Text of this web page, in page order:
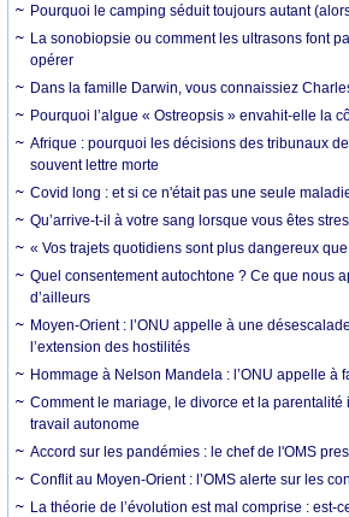
Pourquoi le camping séduit toujours autant
La sonobiopsie ou comment les ultrasons font
opérer
Dans la famille Darwin, vous connaissiez
Pourquoi l’algue « Ostreopsis » envahit-elle la
Afrique : pourquoi les décisions des tribunaux
souvent lettre morte
Covid long : et si ce n'était pas une seule
Qu’arrive-t-il à votre sang lorsque vous êtes
« Vos trajets quotidiens sont plus dangereux
Quel consentement autochtone ? Ce que nous
d’ailleurs
Moyen-Orient : l’ONU appelle à une
l’extension des hostilités
Hommage à Nelson Mandela : l’ONU appelle à
Comment le mariage, le divorce et la parentalité
travail autonome
Accord sur les pandémies : le chef de l'OMS
Conflit au Moyen-Orient : l’OMS alerte sur les
La théorie de l’évolution est mal comprise : est-